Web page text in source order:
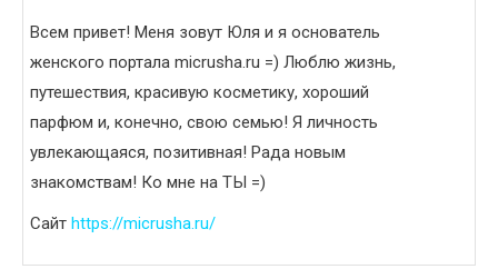
Всем привет! Меня зовут Юля и я основатель
женского портала micrusha.ru =) Люблю жизнь,
путешествия, красивую косметику, хороший
парфюм и, конечно, свою семью! Я личность
увлекающаяся, позитивная! Рада новым
знакомствам! Ко мне на ТЫ =)
Сайт https://micrusha.ru/